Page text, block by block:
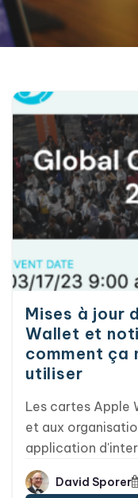
Mises à jour
Wallet et
comment ça
utiliser
Les cartes Apple
et aux
application
des
cartes Apple
David Sporer